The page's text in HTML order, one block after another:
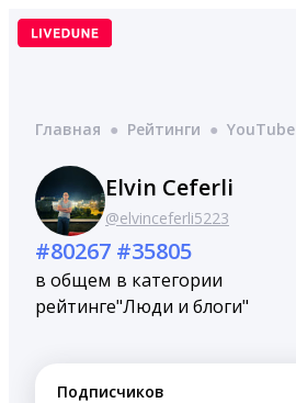
Перейти
Главная ● Рейтинги ● YouTube
Elvin Ceferli
@elvinceferli5223
#80267
в общем
рейтинге
#35805
в категории
"Люди и блоги"
Подписчиков